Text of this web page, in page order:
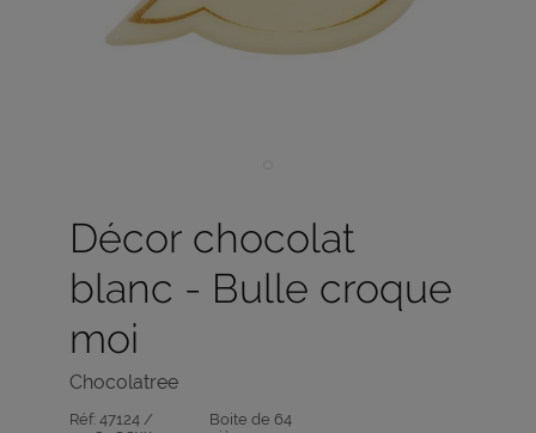
Décor chocolat
blanc - Bulle croque
moi
Chocolatree
Réf: 47124 /
Boite de 64